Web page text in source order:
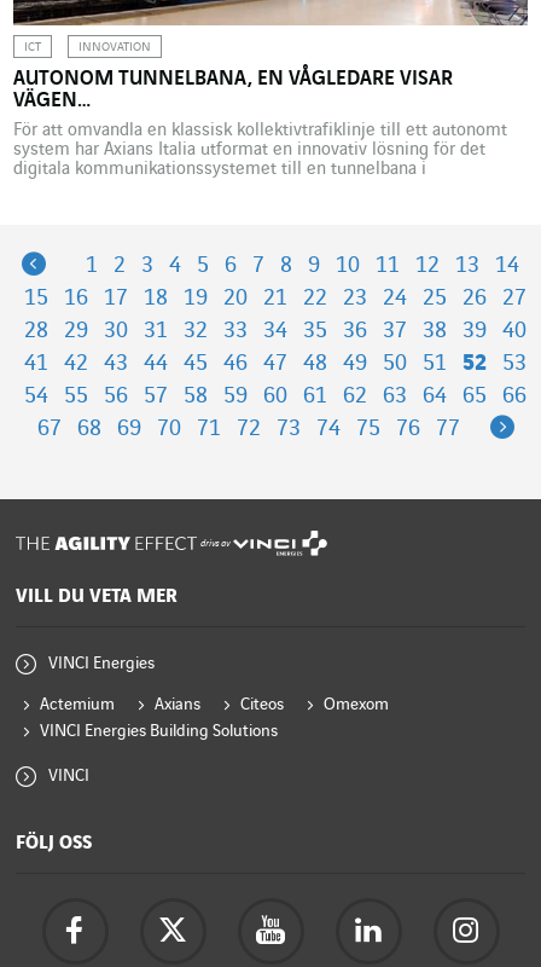
ICT INNOVATION
AUTONOM TUNNELBANA, EN VÅGLEDARE VISAR
VÄGEN…
För att omvandla en klassisk kollektivtrafiklinje till ett autonomt
system har Axians Italia utformat en innovativ lösning för det
digitala kommunikationssystemet till en tunnelbana i
Previous
1 2 3 4 5 6 7 8 9 10 11 12 13
14
15
16 17 18 19 20 21 22 23 24 25 26
27
28
29 30 31 32 33 34 35 36 37 38 39
40
41
42 43 44 45 46 47 48 49 50 51 52
53
54
55 56 57 58 59 60 61 62 63 64 65
66
67
68 69 70 71 72 73 74 75 76 77
drivs av
VILL DU VETA MER
VINCI Energies
Actemium Axians Citeos
Omexom
VINCI Energies Building Solutions
VINCI
FÖLJ OSS